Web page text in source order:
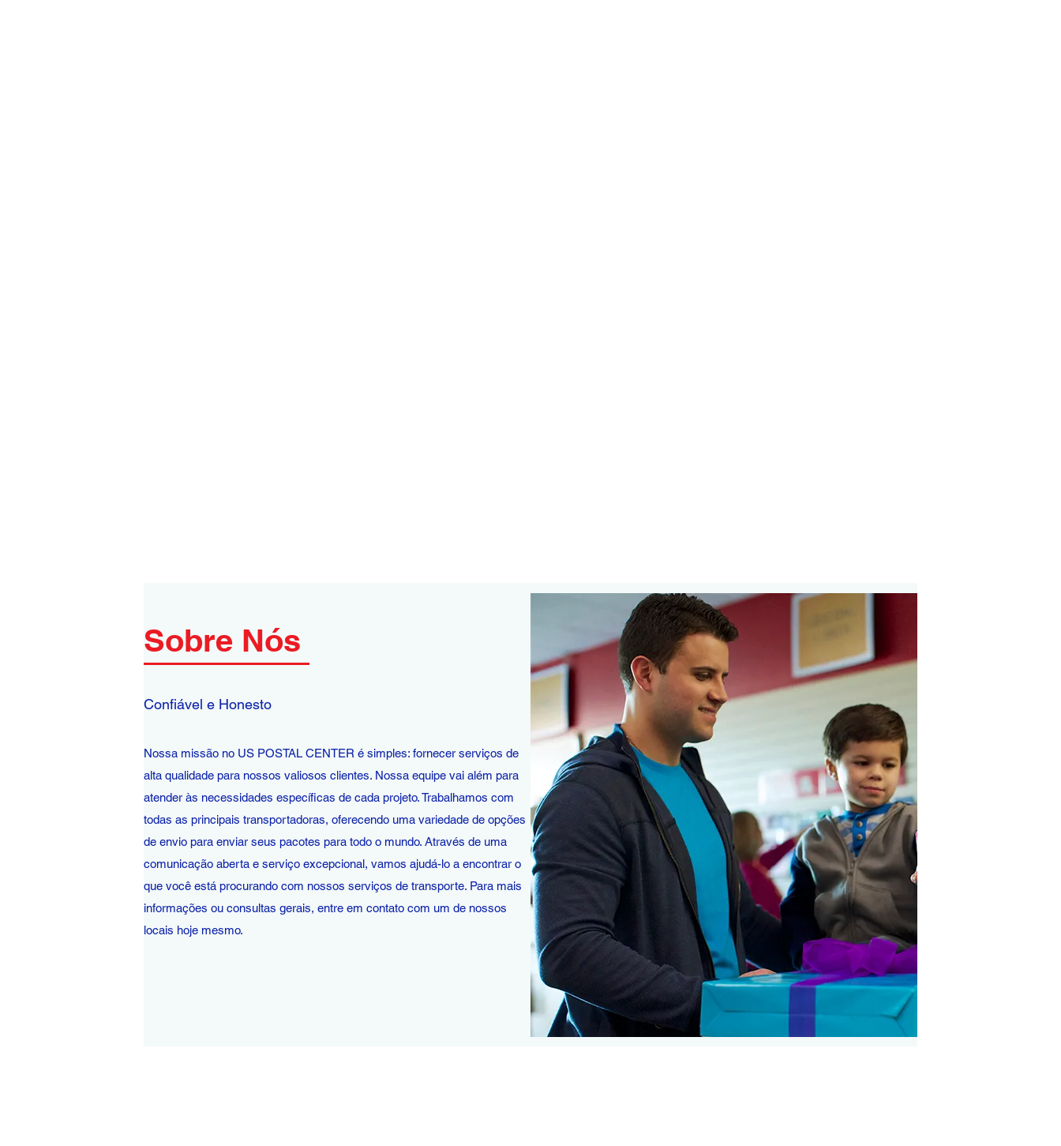
Sobre Nós
Confiável e Honesto
​Nossa missão no US POSTAL CENTER é simples: fornecer serviços de
alta qualidade para nossos valiosos clientes. Nossa equipe vai além para
atender às necessidades específicas de cada projeto. Trabalhamos com
todas as principais transportadoras, oferecendo uma variedade de opções
de envio para enviar seus pacotes para todo o mundo. Através de uma
comunicação aberta e serviço excepcional, vamos ajudá-lo a encontrar o
que você está procurando com nossos serviços de transporte. Para mais
informações ou consultas gerais, entre em contato com um de nossos
locais hoje mesmo.